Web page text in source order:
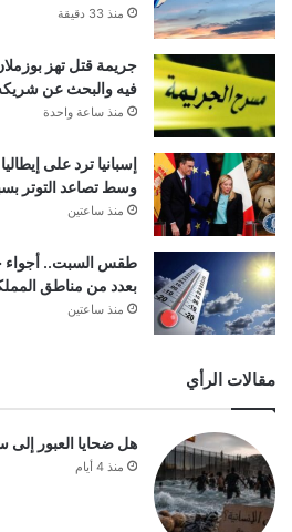
منذ 33 دقيقة
جريمة قتل تهز
فيه والبحث عن
منذ ساعة واحدة
إسبانيا ترد على
وسط تصاعد التوتر
منذ ساعتين
طقس السبت.. أجواء
بعدد من مناطق
منذ ساعتين
مقالات الرأي
هل ضحايا العبور إلى
منذ 4 أيام